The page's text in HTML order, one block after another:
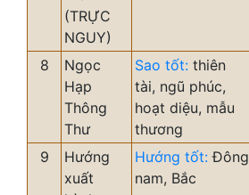
(TRỰC
NGUY)
8
Ngọc
Hạp
Thông
Thư
Sao tốt: thiên
tài, ngũ phúc,
hoạt diệu, mẫu
thương
9
Hướng
xuất
Hướng tốt: Đông
nam, Bắc